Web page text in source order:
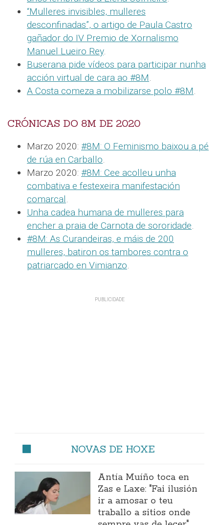
“Mulleres invisibles, mulleres
desconfinadas”, o artigo de Paula Castro
gañador do IV Premio de Xornalismo
Manuel Lueiro Rey.
Buserana pide vídeos para participar nunha
acción virtual de cara ao #8M.
A Costa comeza a mobilizarse polo #8M.
CRÓNICAS DO 8M DE 2020
Marzo 2020: #8M: O Feminismo baixou a pé
de rúa en Carballo.
Marzo 2020: #8M: Cee acolleu unha
combativa e festexeira manifestación
comarcal.
Unha cadea humana de mulleres para
encher a praia de Carnota de sororidade.
#8M: As Curandeiras, e máis de 200
mulleres, batiron os tambores contra o
patriarcado en Vimianzo.
NOVAS DE HOXE
Antía Muíño toca en
Zas e Laxe: "Fai ilusión
ir a amosar o teu
traballo a sitios onde